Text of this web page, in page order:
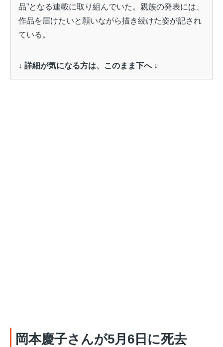
品”となる連載に取り組んでいた。親族の発表には、
作品を届けたいと願いながら描き続けた姿が記され
ている。
↓ 詳細が気になる方は、このまま下へ ↓
岡本慶子さんが5月6日に死去